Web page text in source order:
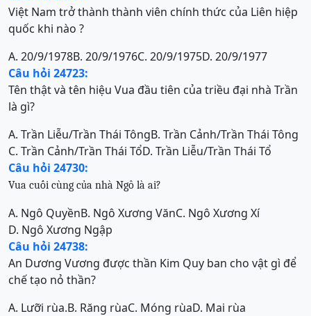
Việt Nam trở thành thành viên chính thức của Liên hiệp
quốc khi nào ?
A. 20/9/1978B. 20/9/1976C. 20/9/1975D. 20/9/1977
Câu hỏi 24723:
Tên thật và tên hiệu Vua đầu tiên của triều đại nhà Trần
là gì?
A. Trần Liễu/Trần Thái TôngB. Trần Cảnh/Trần Thái Tông
C. Trần Cảnh/Trần Thái TổD. Trần Liễu/Trần Thái Tổ
Câu hỏi 24730:
Vua cuối cùng của nhà Ngô là ai?
A. Ngô QuyềnB. Ngô Xương VănC. Ngô Xương Xí
D. Ngô Xương Ngập
Câu hỏi 24738:
An Dương Vương được thần Kim Quy ban cho vật gì để
chế tạo nỏ thần?
A. Lưỡi rùa.B. Răng rùaC. Móng rùaD. Mai rùa